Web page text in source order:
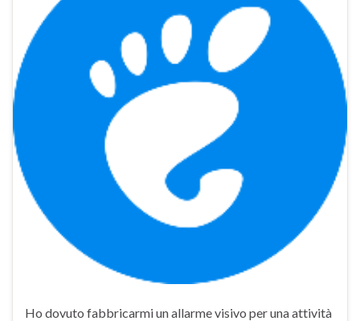
Ho dovuto fabbricarmi un allarme visivo per una attività